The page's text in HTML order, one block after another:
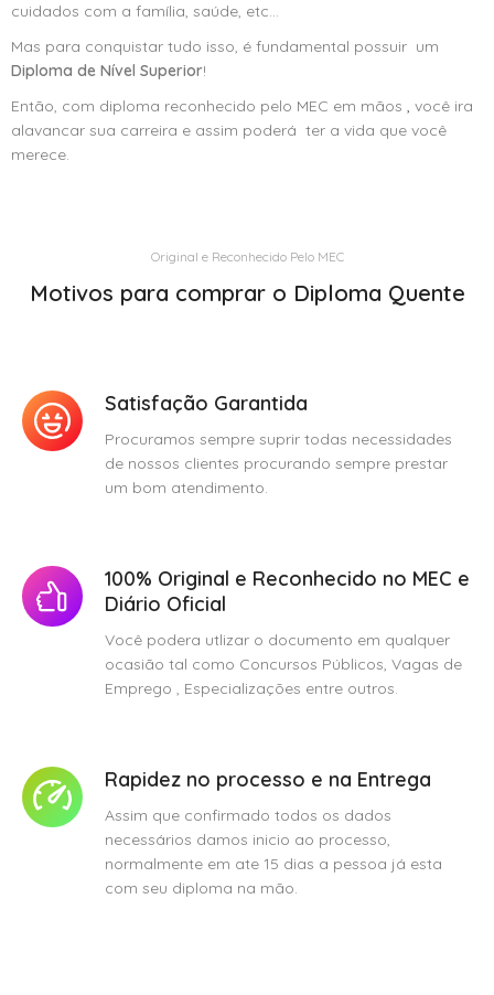
cuidados com a família, saúde, etc…
Mas para conquistar tudo isso, é fundamental possuir um
Diploma de Nível Superior!
Então, com diploma reconhecido pelo MEC em mãos , você ira
alavancar sua carreira e assim poderá ter a vida que você
merece.
Original e Reconhecido Pelo MEC
Motivos para comprar o Diploma Quente
Satisfação Garantida
Procuramos sempre suprir todas necessidades
de nossos clientes procurando sempre prestar
um bom atendimento.
100% Original e Reconhecido no MEC e
Diário Oficial
Você podera utlizar o documento em qualquer
ocasião tal como Concursos Públicos, Vagas de
Emprego , Especializações entre outros.
Rapidez no processo e na Entrega
Assim que confirmado todos os dados
necessários damos inicio ao processo,
normalmente em ate 15 dias a pessoa já esta
com seu diploma na mão.